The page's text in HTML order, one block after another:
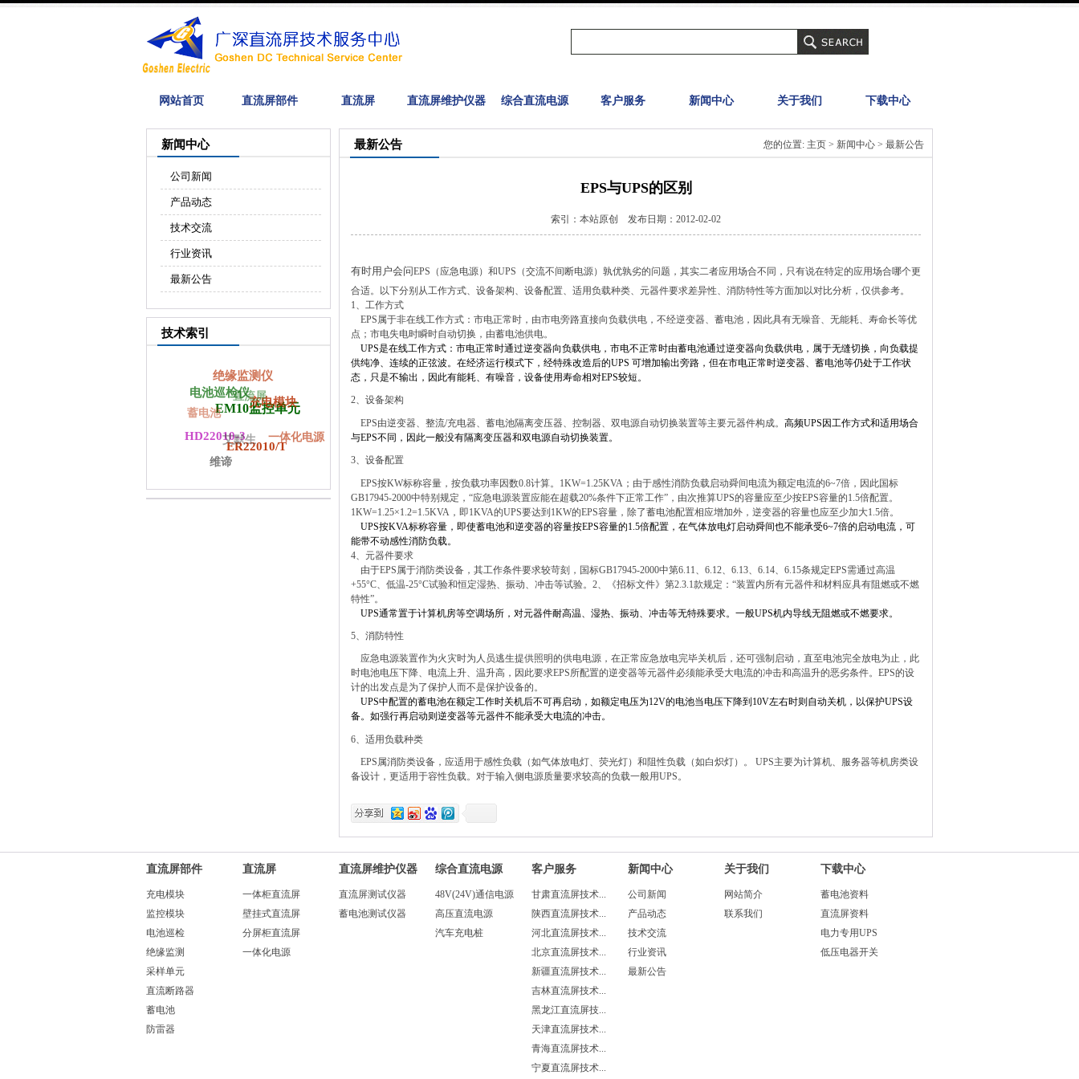
网站首页 直流屏部件 直流屏 直流屏维护仪器 综合直流电源 客户服务 新闻中心 关于我们 下载中心
新闻中心
公司新闻
产品动态
技术交流
行业资讯
最新公告
技术索引
HD22010-3
维谛
ER22010/T
EM10监控单元
电池巡检仪
蓄电池
艾默生 一体化电源
充电模块
绝缘监测仪
直流屏
最新公告 您的位置: 主页 > 新闻中心 > 最新公告
EPS与UPS的区别
索引：本站原创 发布日期：2012-02-02
有时用户会问EPS （应急电源）和UPS （交流不间断电源）孰优孰劣的问题，其实二者应用场合不同，只有说在特定的应用场合哪个更
合适。以下分别从工作方式、设备架构、设备配置、适用负载种类、元器件要求差异性、消防特性等方面加以对比分析，仅供参考。
1、工作方式
EPS属于非在线工作方式：市电正常时，由市电旁路直接向负载供电，不经逆变器、 蓄电池 ，因此具有无噪音、无能耗、寿命长等优
点；市电失电时瞬时自动切换，由蓄电池供电。
UPS是在线工作方式：市电正常时通过逆变器向负载供电，市电不正常时由蓄电池通过逆变器向负载供电，属于无缝切换，向负载提
供纯净、连续的正弦波。在经济运行模式下，经特殊改造后的UPS 可增加输出旁路，但在市电正常时逆变器、蓄电池等仍处于工作状
态，只是不输出，因此有能耗、有噪音，设备使用寿命相对EPS较短。
2、设备架构
EPS由逆变器、整流/充电器、蓄电池隔离变压器、控制器、双电源自动切换装置等主要元器件构成。 高频UPS因工作方式和适用场合
与EPS不同，因此一般没有隔离变压器和双电源自动切换装置。
3、设备配置
EPS按KW标称容量，按负载功率因数0.8计算。 1KW=1.25KVA ；由于感性消防负载启动舜间电流为额定电流的6~7倍，因此国标
GB17945-2000中特别规定，“应急电源装置应能在超载20%条件下正常工作”，由次推算UPS的容量应至少按EPS容量的1.5倍配置。
1KW=1.25×1.2=1.5KVA ，即1KVA的UPS要达到1KW的EPS容量，除了蓄电池配置相应增加外，逆变器的容量也应至少加大1.5倍。
UPS按KVA标称容量，即使蓄电池和逆变器的容量按EPS容量的1.5倍配置，在气体放电灯启动舜间也不能承受6~7倍的启动电流，可
能带不动感性消防负载。
4 、元器件要求
由于EPS 属于消防类设备，其工作条件要求较苛刻，国标GB17945-2000中第6.11 6.12 6.13 6.14 6.15条规定EPS需通过高温
+55°C 、低温-25°C试验和恒定湿热、振动、冲击等试验。 2 、《招标文件》第2.3.1款规定：“装置内所有元器件和材料应具有阻燃或不燃
特性”。
UPS通常置于计算机房等空调场所，对元器件耐高温、湿热、振动、冲击等无特殊要求。一般UPS机内导线无阻燃或不燃要求。
5、消防特性
应急电源装置作为火灾时为人员逃生提供照明的供电电源，在正常应急放电完毕关机后，还可强制启动，直至电池完全放电为止，此
时电池电压下降、电流上升、温升高，因此要求EPS所配置的逆变器等元器件必须能承受大电流的冲击和高温升的恶劣条件。 EPS的设
计的出发点是为了保护人而不是保护设备的。
UPS中配置的蓄电池在额定工作时关机后不可再启动，如额定电压为12V的电池当电压下降到 10V左右时则自动关机，以保护UPS设
备。如强行再启动则逆变器等元器件不能承受大电流的冲击。
6 、适用负载种类
EPS属消防类设备，应适用于感性负载（如气体放电灯、荧光灯）和阻性负载（如白炽灯）。 UPS主要为计算机、服务器等机房类设
备设计，更适用于容性负载。对于输入侧电源质量要求较高的负载一般用UPS。
直流屏部件
充电模块
监控模块
电池巡检
绝缘监测
采样单元
直流断路器
蓄电池
防雷器
直流屏
一体柜直流屏
壁挂式直流屏
分屏柜直流屏
一体化电源
直流屏维护仪器
直流屏测试仪器
蓄电池测试仪器
综合直流电源
48V(24V)通信电源
高压直流电源
汽车充电桩
客户服务
甘肃直流屏技术...
陕西直流屏技术...
河北直流屏技术...
北京直流屏技术...
新疆直流屏技术...
吉林直流屏技术...
黑龙江直流屏技...
天津直流屏技术...
青海直流屏技术...
宁夏直流屏技术...
新闻中心
公司新闻
产品动态
技术交流
行业资讯
最新公告
关于我们
网站简介
联系我们
下载中心
蓄电池资料
直流屏资料
电力专用UPS
低压电器开关